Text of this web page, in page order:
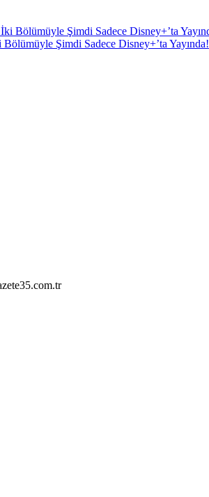
Şimdi Sadece Disney+’ta Yayında!